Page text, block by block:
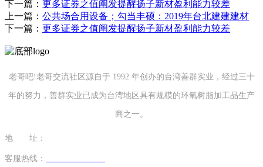
下一篇： 更多证券之值阐发提醒扬子新材盈利能力较差
上一篇： 公共场合用设备；勾当丰硕：2019年台北建建建材
下一篇： 更多证券之值阐发提醒扬子新材盈利能力较差
老哥吧!老哥交流社区源自于 1992 年创办的台湾善群实业，经过三十
年的努力，善群实业已成为台湾地区具有规模的环氧树脂加工品生产
商之一。
地 址：
客服热线：